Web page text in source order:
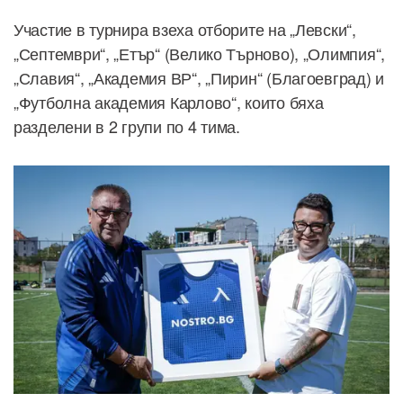
Участие в турнира взеха отборите на „Левски“,
„Септември“, „Етър“ (Велико Търново), „Олимпия“,
„Славия“, „Академия ВР“, „Пирин“ (Благоевград) и
„Футболна академия Карлово“, които бяха
разделени в 2 групи по 4 тима.